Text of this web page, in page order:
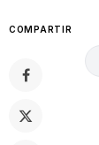
COMPARTIR